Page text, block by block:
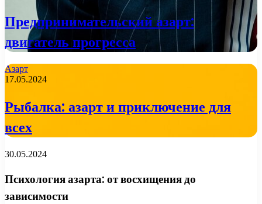
Предпринимательский азарт:
двигатель прогресса
Азарт
17.05.2024
Рыбалка: азарт и приключение для
всех
30.05.2024
Психология азарта: от восхищения до
зависимости